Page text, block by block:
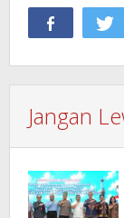
Jangan